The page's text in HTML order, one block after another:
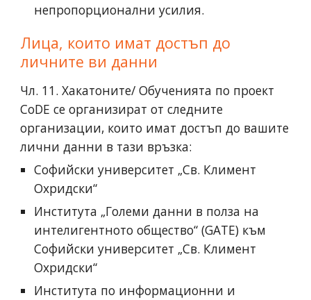
непропорционални усилия.
Лица, които имат достъп до
личните ви данни
Чл. 11. Хакатоните/ Обученията по проект
CoDE се организират от следните
организации, които имат достъп до вашите
лични данни в тази връзка:
Софийски университет „Св. Климент
Охридски“
Института „Големи данни в полза на
интелигентното общество“ (GATE) към
Софийски университет „Св. Климент
Охридски“
Института по информационни и